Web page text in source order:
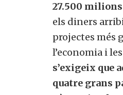
27.500 milions
els diners
projectes més
l’economia i
s’exigeix que
quatre grans